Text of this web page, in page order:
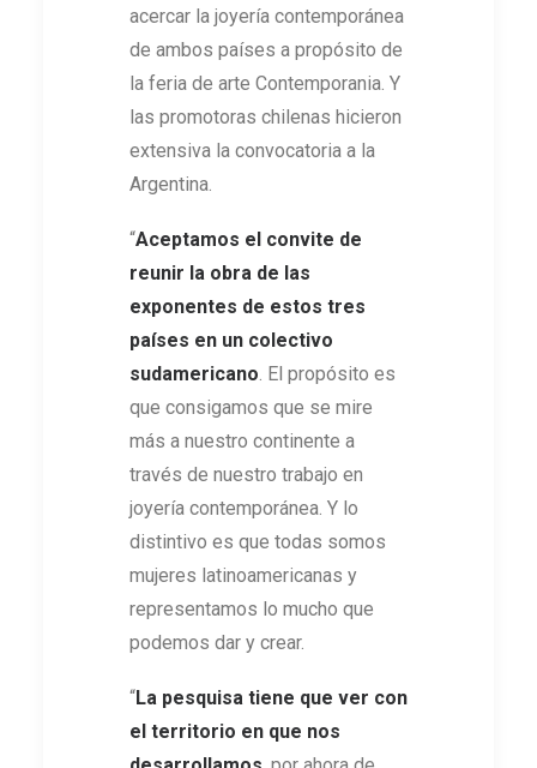
acercar la joyería contemporánea
de ambos países a propósito de
la feria de arte Contemporania. Y
las promotoras chilenas hicieron
extensiva la convocatoria a la
Argentina.
“Aceptamos el convite de
reunir la obra de las
exponentes de estos tres
países en un colectivo
sudamericano. El propósito es
que consigamos que se mire
más a nuestro continente a
través de nuestro trabajo en
joyería contemporánea. Y lo
distintivo es que todas somos
mujeres latinoamericanas y
representamos lo mucho que
podemos dar y crear.
“La pesquisa tiene que ver con
el territorio en que nos